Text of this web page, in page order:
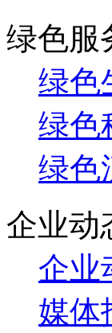
绿色服
绿色
绿色
绿色
企业动
企业
媒体